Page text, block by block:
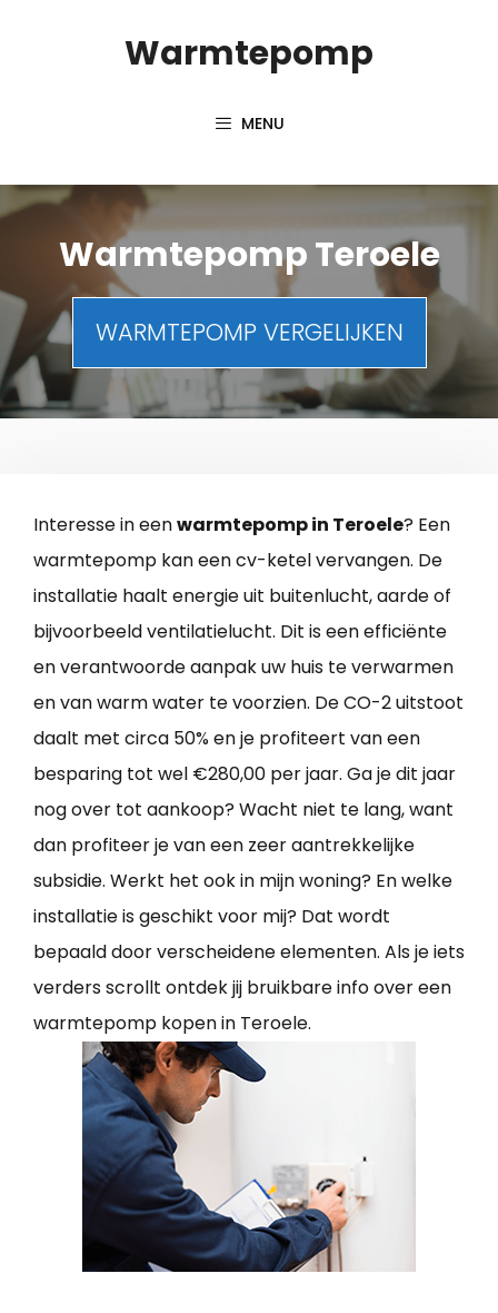
Warmtepomp
MENU
Warmtepomp Teroele
WARMTEPOMP VERGELIJKEN
Interesse in eenwarmtepomp in Teroele? Een
warmtepomp kan een cv-ketel vervangen. De
installatie haalt energie uit buitenlucht, aarde of
bijvoorbeeld ventilatielucht. Dit is een efficiënte
en verantwoorde aanpak uw huis te verwarmen
en van warm water te voorzien. De CO-2 uitstoot
daalt met circa 50% en je profiteert van een
besparing tot wel €280,00 per jaar. Ga je dit jaar
nog over tot aankoop? Wacht niet te lang, want
dan profiteer je van een zeer aantrekkelijke
subsidie. Werkt het ook in mijn woning? En welke
installatie is geschikt voor mij? Dat wordt
bepaald door verscheidene elementen. Als je iets
verders scrollt ontdek jij bruikbare info over een
warmtepomp kopen in Teroele.